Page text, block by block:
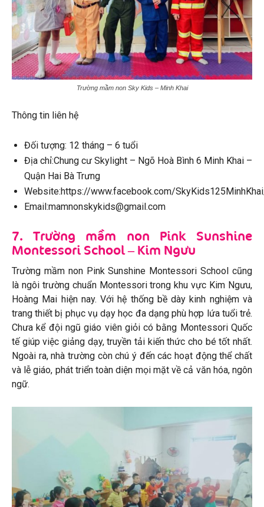
Trường mầm non Sky Kids – Minh Khai
Thông tin liên hệ
Đối tượng: 12 tháng – 6 tuổi
Địa chỉ:Chung cư Skylight – Ngõ Hoà Bình 6 Minh Khai –
Quận Hai Bà Trưng
Website:https://www.facebook.com/
Email:mamnonskykids@gmail.com
7. Trường mầm non Pink Sunshine
Montessori School – Kim Ngưu
Trường mầm non Pink Sunshine Montessori School cũng
là ngôi trường chuẩn Montessori trong khu vực Kim Ngưu,
Hoàng Mai hiện nay. Với hệ thống bề dày kinh nghiệm và
trang thiết bị phục vụ dạy học đa dạng phù hợp lứa tuổi trẻ.
Chưa kể đội ngũ giáo viên giỏi có bằng Montessori Quốc
tế giúp việc giảng dạy, truyền tải kiến thức cho bé tốt nhất.
Ngoài ra, nhà trường còn chú ý đến các hoạt động thể chất
và lễ giáo, phát triển toàn diện mọi mặt về cả văn hóa, ngôn
ngữ.